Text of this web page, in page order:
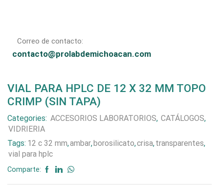
Correo de contacto:
contacto@prolabdemichoacan.com
VIAL PARA HPLC DE 12 X 32 MM TOPO
CRIMP (SIN TAPA)
Categories: ACCESORIOS LABORATORIOS, CATÁLOGOS,
VIDRIERIA
Tags: 12 c 32 mm,ambar,borosilicato,crisa,transparentes,
vial para hplc
Comparte: